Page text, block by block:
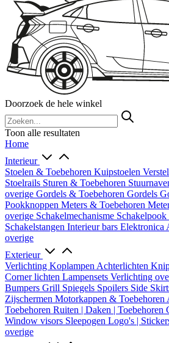
Doorzoek de hele winkel
Toon alle resultaten
Home
Interieur
Stoelen & Toebehoren Kuipstoelen
Stoelrails Sturen & Toebehoren
overige Gordels & Toebehoren Gordels
Pookknoppen Meters & Toebehoren
overige Schakelmechanisme Schakelpook
Schakelstangen Interieur bars Elektronica
overige
Exterieur
Verlichting Koplampen Achterlichten
Corner lichten Lampensets Verlichting
Bumpers Grill Spiegels Spoilers Side
Zijschermen Motorkappen & Toebehoren
Toebehoren Ruiten | Daken | Toebehoren
Window visors Sleepogen Logo's |
overige